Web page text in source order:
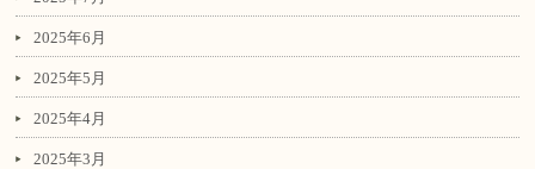
2025年6月
2025年5月
2025年4月
2025年3月